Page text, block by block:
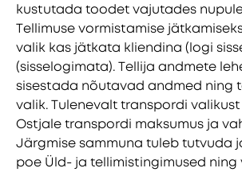
kustutada toodet vajutades nupule
Tellimuse vormistamise
valik kas jätkata kliendina (logi
(sisselogimata). Tellija andmete
sisestada nõutavad andmed ning
valik. Tulenevalt transpordi
Ostjale transpordi maksumus ja
Järgmise sammuna tuleb tutvuda
poe Üld- ja tellimistingimused ning